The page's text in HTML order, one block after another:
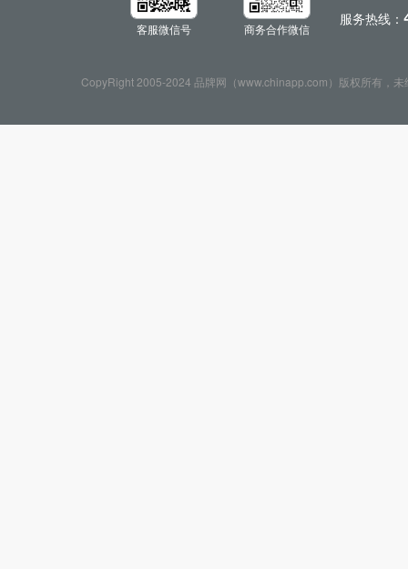
客服微信号 商务合作微信
服务热线：
CopyRight 2005-2024 品牌网（www.chinapp.com）版权所有，